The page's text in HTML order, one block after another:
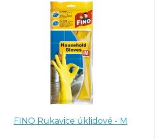
FINO Rukavice úklidové - M